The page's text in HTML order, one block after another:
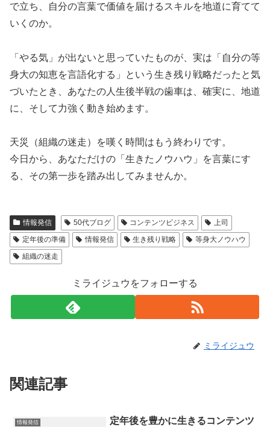
で立ち、自分の言葉で価値を届けるスキルを地道に育てて
いくのか。
「やる気」が出ないと思っていたものが、実は「自分の等
身大の知恵を言語化する」という生き残り戦略だったと気
づいたとき、あなたの人生後半戦の歯車は、確実に、地道
に、そして力強く動き始めます。
天災（組織の迷走）を嘆く時間はもう終わりです。
今日から、あなただけの「生きたノウハウ」を言葉にす
る、その第一歩を踏み出してみませんか。
情報発信 50代ブログ コンテンツビジネス
上司
定年後の準備
情報発信 生き残り戦略
等身大ノウハウ
組織の迷走
ミライジュウをフォローする
ミライジュウ
関連記事
情報発信
定年後を豊かに生きるコンテンツ